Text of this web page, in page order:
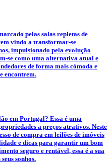
pelas salas repletas de
vindo a transformar-se
impulsionado pela evolução
se como uma alternativa atual e
de forma mais cómoda e
encontrem.
em Portugal? Essa é uma
a preços atrativos. Neste
de compra em leilões de imóveis
e dicas para garantir um bom
seguro e rentável, essa é a sua
sonhos.